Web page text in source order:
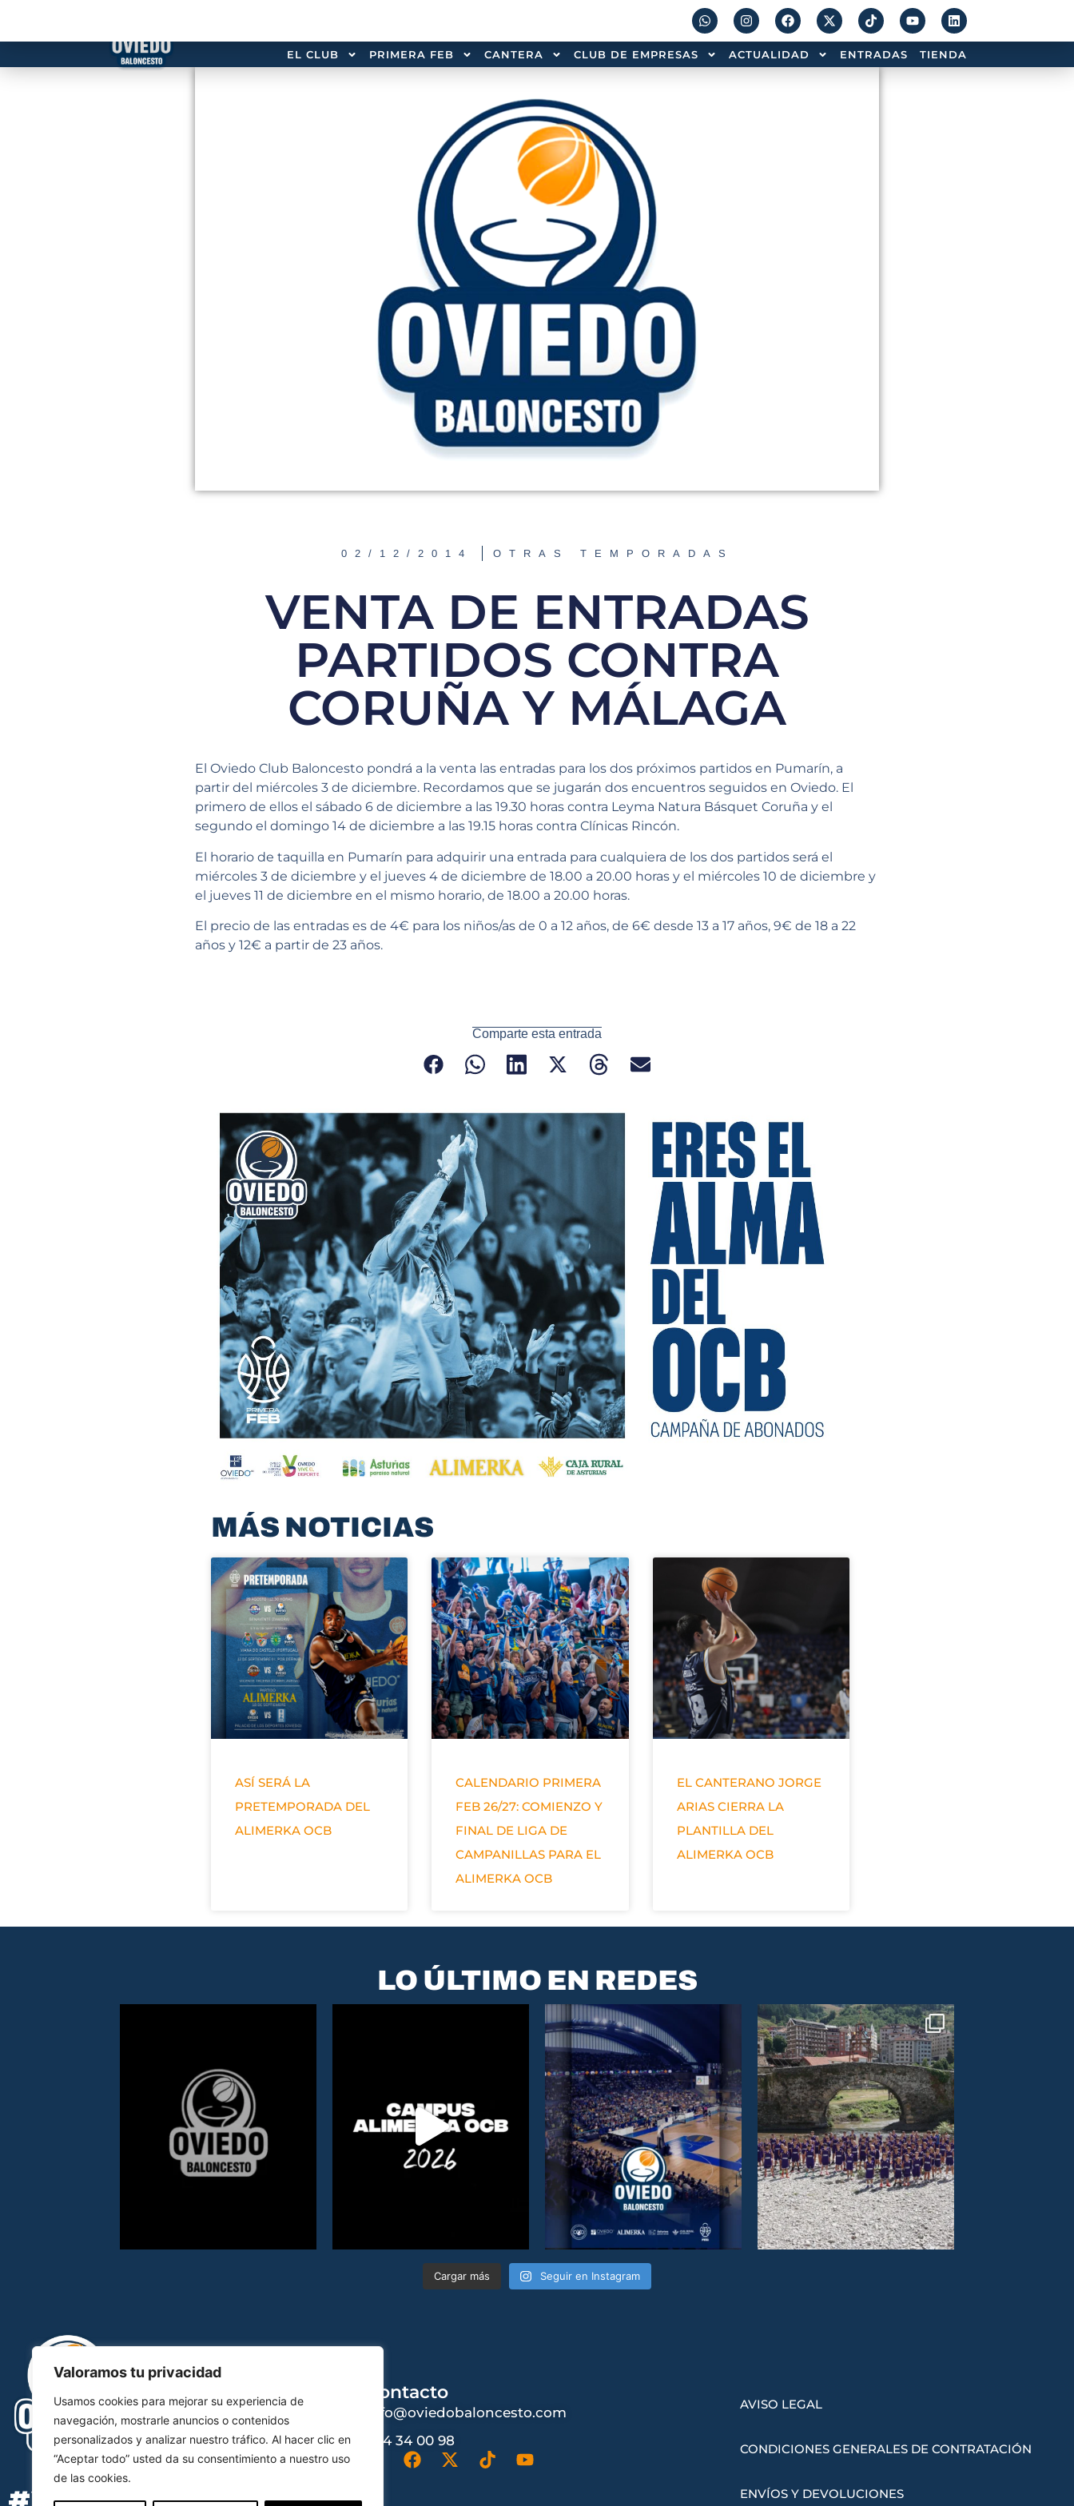
Valoramos tu privacidad
Usamos cookies para mejorar su experiencia de
navegación, mostrarle anuncios o contenidos
personalizados y analizar nuestro tráfico. Al hacer clic en
“Aceptar todo” usted da su consentimiento a nuestro uso
de las cookies.
EL CLUB PRIMERA FEB CANTERA CLUB DE EMPRESAS ACTUALIDAD ENTRADAS TIENDA
02/12/2014 OTRAS TEMPORADAS
VENTA DE ENTRADAS
PARTIDOS CONTRA
CORUÑA Y MÁLAGA
El Oviedo Club Baloncesto pondrá a la venta las entradas para los dos próximos partidos en Pumarín, a
partir del miércoles 3 de diciembre. Recordamos que se jugarán dos encuentros seguidos en Oviedo. El
primero de ellos el sábado 6 de diciembre a las 19.30 horas contra Leyma Natura Básquet Coruña y el
segundo el domingo 14 de diciembre a las 19.15 horas contra Clínicas Rincón.
El horario de taquilla en Pumarín para adquirir una entrada para cualquiera de los dos partidos será el
miércoles 3 de diciembre y el jueves 4 de diciembre de 18.00 a 20.00 horas y el miércoles 10 de diciembre y
el jueves 11 de diciembre en el mismo horario, de 18.00 a 20.00 horas.
El precio de las entradas es de 4€ para los niños/as de 0 a 12 años, de 6€ desde 13 a 17 años, 9€ de 18 a 22
años y 12€ a partir de 23 años.
Comparte esta entrada
MÁS NOTICIAS
ASÍ SERÁ LA
PRETEMPORADA DEL
ALIMERKA OCB
CALENDARIO PRIMERA
FEB 26/27: COMIENZO Y
FINAL DE LIGA DE
CAMPANILLAS PARA EL
ALIMERKA OCB
EL CANTERANO JORGE
ARIAS CIERRA LA
PLANTILLA DEL
ALIMERKA OCB
LO ÚLTIMO EN REDES
Cargar más Seguir en Instagram
Contacto
info@oviedobaloncesto.com
984 34 00 98
AVISO LEGAL
CONDICIONES GENERALES DE CONTRATACIÓN
ENVÍOS Y DEVOLUCIONES